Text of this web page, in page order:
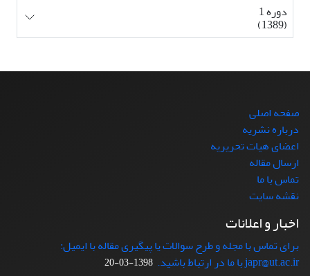
دوره 1
(1389)
صفحه اصلی
درباره نشریه
اعضای هیات تحریریه
ارسال مقاله
تماس با ما
نقشه سایت
اخبار و اعلانات
برای تماس با مجله و طرح سوالات یا پیگیری مقاله با ایمیل:
japr@ut.ac.ir با ما در ارتباط باشید.
1398-03-20